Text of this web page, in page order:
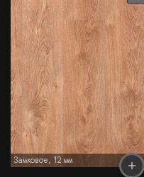
Замковое, 12 мм